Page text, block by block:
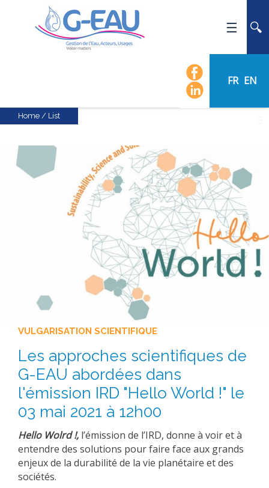
FR EN
NEWS
CALENDAR OF EVENTS
FLOW CHART
SCIENTIFIC FIELDS
EXPERIMENTAL PLATFORMS
GEOGRAPHIC LOCATIONS
UMR NETWORKS
TRAINING COURSES
MASTER
ENGINEERING
EDUCATION AND TRAINING
DOCTORAL TRAINING
Home / List
VULGARISATION SCIENTIFIQUE
Les approches scientifiques de
G-EAU abordées dans
l'émission IRD "Hello World !" le
03 mai 2021 à 12h00
Hello Wolrd !, l’émission de l’IRD, donne à voir et à
entendre des solutions pour faire face aux grands
enjeux de la durabilité de la vie planétaire et des
sociétés.